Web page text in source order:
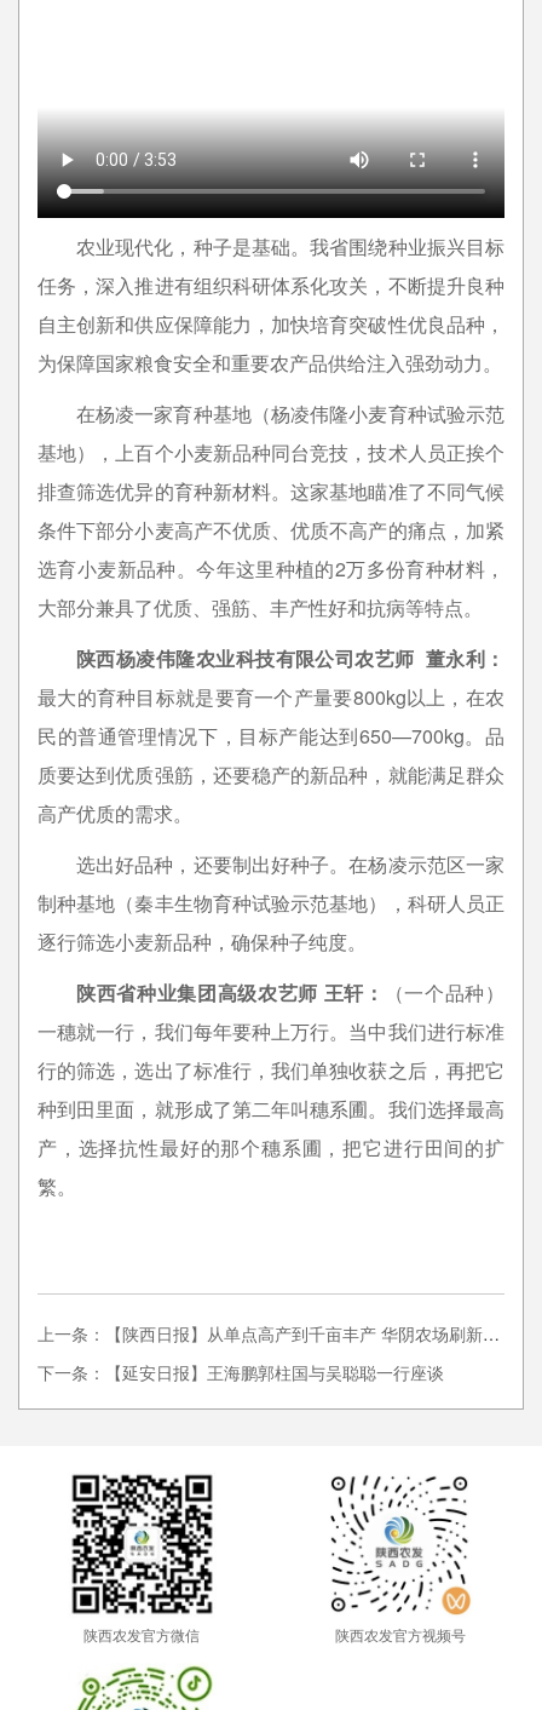
农业现代化，种子是基础。我省围绕种业振兴目标
任务，深入推进有组织科研体系化攻关，不断提升良种
自主创新和供应保障能力，加快培育突破性优良品种，
为保障国家粮食安全和重要农产品供给注入强劲动力。
在杨凌一家育种基地（杨凌伟隆小麦育种试验示范
基地），上百个小麦新品种同台竞技，技术人员正挨个
排查筛选优异的育种新材料。这家基地瞄准了不同气候
条件下部分小麦高产不优质、优质不高产的痛点，加紧
选育小麦新品种。今年这里种植的2万多份育种材料，
大部分兼具了优质、强筋、丰产性好和抗病等特点。
陕西杨凌伟隆农业科技有限公司农艺师 董永利：
最大的育种目标就是要育一个产量要800kg以上，在农
民的普通管理情况下，目标产能达到650—700kg。品
质要达到优质强筋，还要稳产的新品种，就能满足群众
高产优质的需求。
选出好品种，还要制出好种子。在杨凌示范区一家
制种基地（秦丰生物育种试验示范基地），科研人员正
逐行筛选小麦新品种，确保种子纯度。
陕西省种业集团高级农艺师 王轩：
（一个品种）
一穗就一行，我们每年要种上万行。当中我们进行标准
行的筛选，选出了标准行，我们单独收获之后，再把它
种到田里面，就形成了第二年叫穗系圃。我们选择最高
产，选择抗性最好的那个穗系圃，把它进行田间的扩
繁。
上一条：【陕西日报】从单点高产到千亩丰产 华阴农场刷新全省连片小麦亩产纪...
下一条：【延安日报】王海鹏郭柱国与吴聪聪一行座谈
陕西农发官方微信 陕西农发官方视频号